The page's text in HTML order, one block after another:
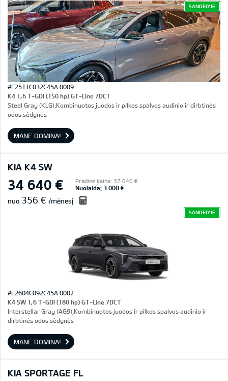
SANDĖLYJE
#E2511C032C45A 0009
K4 1,6 T-GDI (150 hp) GT-Line 7DCT
Steel Gray (KLG),Kombinuotos juodos ir pilkos spalvos audinio ir dirbtinės
odos sėdynės
MANE DOMINA!
KIA K4 SW
34 640 € Pradinė kaina: 37 640 €
Nuolaida: 3 000 €
nuo 356 € /mėnesį
SANDĖLYJE
#E2604C092C45A 0002
K4 SW 1,6 T-GDI (180 hp) GT-Line 7DCT
Interstellar Gray (AG9),Kombinuotos juodos ir pilkos spalvos audinio ir
dirbtinės odos sėdynės
MANE DOMINA!
KIA SPORTAGE FL